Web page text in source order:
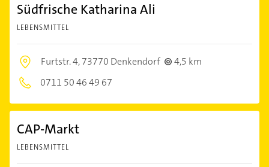
Südfrische Katharina Ali
LEBENSMITTEL
Furtstr. 4,73770 Denkendorf
4,5 km
0711 50 46 49 67
CAP-Markt
LEBENSMITTEL